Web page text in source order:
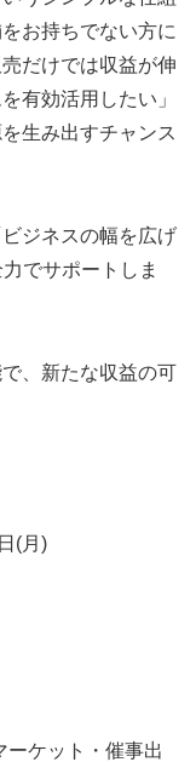
お持ちでない方に
だけでは収益が伸
有効活用したい」
生み出すチャンス
ジネスの幅を広げ
でサポートしま
、新たな収益の可
(月)
ット・催事出